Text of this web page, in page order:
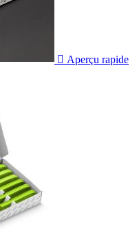
 Aperçu rapide